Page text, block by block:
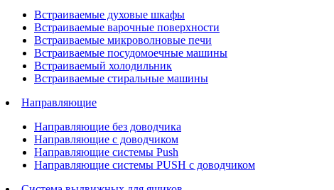
Встраиваемые духовые шкафы
Встраиваемые варочные поверхности
Встраиваемые микроволновые печи
Встраиваемые посудомоечные машины
Встраиваемый холодильник
Встраиваемые стиральные машины
Направляющие
Направляющие без доводчика
Направляющие с доводчиком
Направляющие системы Push
Направляющие системы PUSH с доводчиком